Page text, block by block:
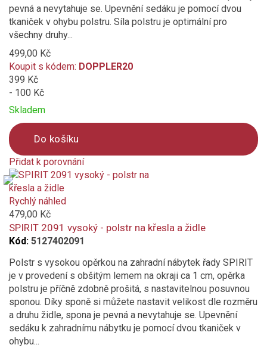
pevná a nevytahuje se. Upevnění sedáku je pomocí dvou
tkaniček v ohybu polstru. Síla polstru je optimální pro
všechny druhy...
499,00 Kč
Koupit s kódem: DOPPLER20
399 Kč
- 100 Kč
Skladem
Do košíku
Přidat k porovnání
Product
is
added
to
compare
Rychlý náhled
479,00 Kč
SPIRIT 2091 vysoký - polstr na křesla a židle
Kód: 5127402091
Polstr s vysokou opěrkou na zahradní nábytek řady SPIRIT
je v provedení s obšitým lemem na okraji ca 1 cm, opěrka
polstru je příčně zdobně prošitá, s nastavitelnou posuvnou
sponou. Díky sponě si můžete nastavit velikost dle rozměru
a druhu židle, spona je pevná a nevytahuje se. Upevnění
sedáku k zahradnímu nábytku je pomocí dvou tkaniček v
ohybu...